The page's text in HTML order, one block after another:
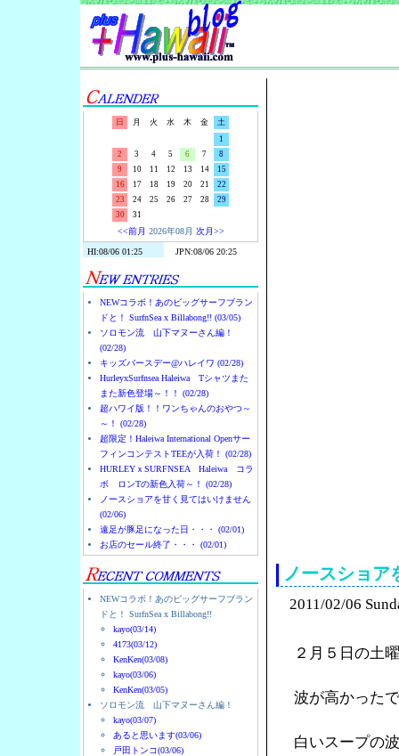
日 月 火 水 木 金
土
1
2
3 4 5 6 7
8
9
10 11 12 13 14
15
16
17 18 19 20 21
22
23
24 25 26 27 28
29
30
31
<<前月 2026年08月 次月>>
NEWコラボ！あのビッグサーフブラン
ドと！ SurfnSea x Billabong!! (03/05)
ソロモン流 山下マヌーさん編！
(02/28)
キッズバースデー@ハレイワ (02/28)
HurleyxSurfnsea Haleiwa Tシャツまた
また新色登場～！！ (02/28)
超ハワイ版！！ワンちゃんのおやつ～
～！ (02/28)
超限定！Haleiwa International Openサー
フィンコンテストTEEが入荷！ (02/28)
HURLEYｘSURFNSEA Haleiwa コラ
ボ ロンTの新色入荷～！ (02/28)
ノースショアを甘く見てはいけません
(02/06)
遠足が豚足になった日・・・ (02/01)
お店のセール終了・・・ (02/01)
NEWコラボ！あのビッグサーフブラン
ドと！ SurfnSea x Billabong!!
kayo(03/14)
4173(03/12)
KenKen(03/08)
kayo(03/06)
KenKen(03/05)
ソロモン流 山下マヌーさん編！
kayo(03/07)
あると思います(03/06)
戸田トンコ(03/06)
ノースショア
2011/02/06
２月５日の土
波が高かった
白いスープの